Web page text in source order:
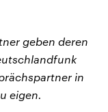
geben deren
in
eigen.